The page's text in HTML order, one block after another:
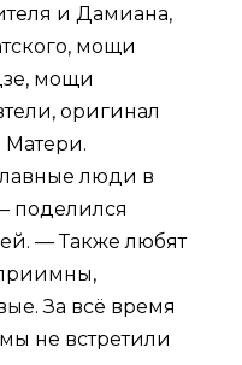
и Дамиана,
мощи
мощи
оригинал
люди в
поделился
— Также любят
За всё время
не встретили